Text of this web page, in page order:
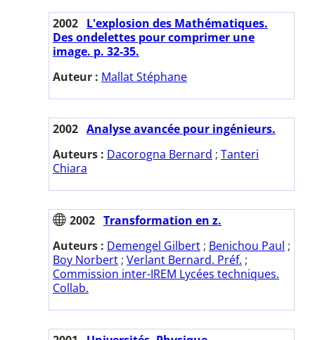
2002 L'explosion des Mathématiques.
Des ondelettes pour comprimer une
image. p. 32-35.
Auteur : Mallat Stéphane
2002 Analyse avancée pour ingénieurs.
Auteurs : Dacorogna Bernard ; Tanteri
Chiara
2002 Transformation en z.
Auteurs : Demengel Gilbert ; Benichou Paul ;
Boy Norbert ; Verlant Bernard. Préf. ;
Commission inter-IREM Lycées techniques.
Collab.